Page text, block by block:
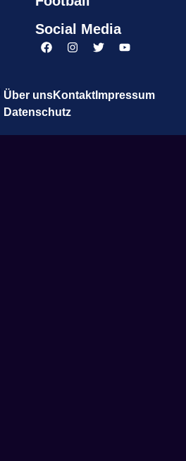
Social Media
Über unsKontaktImpressum
Datenschutz